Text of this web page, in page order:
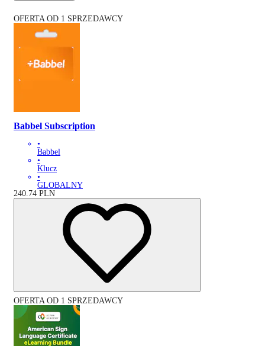
OFERTA OD 1 SPRZEDAWCY
Babbel Subscription
•
Babbel
•
Klucz
•
GLOBALNY
240.74 PLN
OFERTA OD 1 SPRZEDAWCY